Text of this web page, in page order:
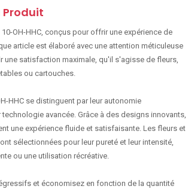
Produit
OH-HHC, conçus pour offrir une expérience de
article est élaboré avec une attention méticuleuse
une satisfaction maximale, qu'il s'agisse de fleurs,
ou cartouches.
HHC se distinguent par leur autonomie
avancée. Grâce à des designs innovants,
une expérience fluide et satisfaisante. Les fleurs et
sélectionnées pour leur pureté et leur intensité,
ou une utilisation récréative.
et économisez en fonction de la quantité